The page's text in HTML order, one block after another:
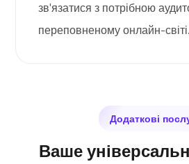
зв'язатися з потрібною
переповненому онлайн-світі.
Додаткові
Ваше